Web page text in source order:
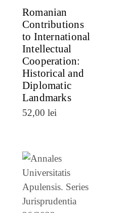
Romanian
Contributions
to International
Intellectual
Cooperation:
Historical and
Diplomatic
Landmarks
52,00 lei